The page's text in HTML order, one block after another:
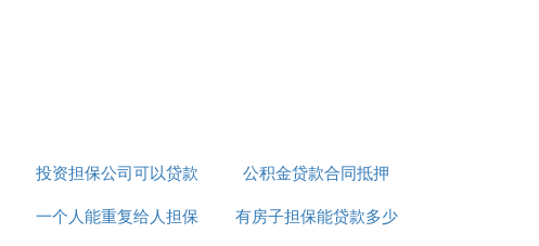
投资担保公司可以贷款
吗
公积金贷款合同抵押
一个人能重复给人担保
有房子担保能贷款多少